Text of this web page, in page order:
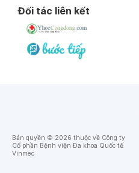
Đối tác liên kết
Bản quyền © 2026 thuộc về Công ty
Cổ phần Bệnh viện Đa khoa Quốc tế
Vinmec